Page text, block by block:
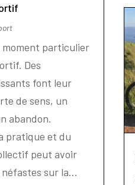
moment particulier
Des
font leur
de sens, un
abandon.
pratique et du
peut avoir
sur la...